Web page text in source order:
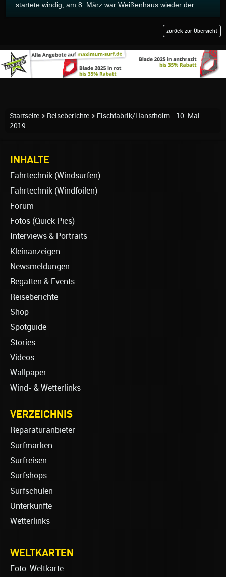
startete windig, am 8. März war Weißenhaus wieder der...
zurück zur Übersicht
Startseite Reiseberichte
Fischfabrik/Hanstholm - 10. Mai
2019
INHALTE
Fahrtechnik (Windsurfen)
Fahrtechnik (Windfoilen)
Forum
Fotos (Quick Pics)
Interviews & Portraits
Kleinanzeigen
Newsmeldungen
Regatten & Events
Reiseberichte
Shop
Spotguide
Stories
Videos
Wallpaper
Wind- & Wetterlinks
VERZEICHNIS
Reparaturanbieter
Surfmarken
Surfreisen
Surfshops
Surfschulen
Unterkünfte
Wetterlinks
WELTKARTEN
Foto-Weltkarte